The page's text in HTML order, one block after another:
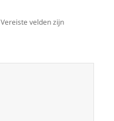
Vereiste velden zijn